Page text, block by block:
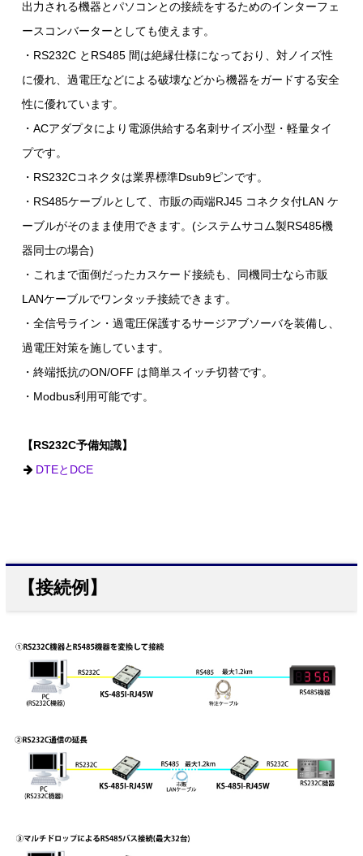
出力される機器とパソコンとの接続をするためのインターフェ
ースコンバーターとしても使えます。
・RS232C とRS485 間は絶縁仕様になっており、対ノイズ性
に優れ、過電圧などによる破壊などから機器をガードする安全
性に優れています。
・ACアダプタにより電源供給する名刺サイズ小型・軽量タイ
プです。
・RS232Cコネクタは業界標準Dsub9ピンです。
・RS485ケーブルとして、市販の両端RJ45 コネクタ付LAN ケ
ーブルがそのまま使用できます。(システムサコム製RS485機
器同士の場合)
・これまで面倒だったカスケード接続も、同機同士なら市販
LANケーブルでワンタッチ接続できます。
・全信号ライン・過電圧保護するサージアブソーバを装備し、
過電圧対策を施しています。
・終端抵抗のON/OFF は簡単スイッチ切替です。
・Modbus利用可能です。
【RS232C予備知識】
DTEとDCE
【接続例】